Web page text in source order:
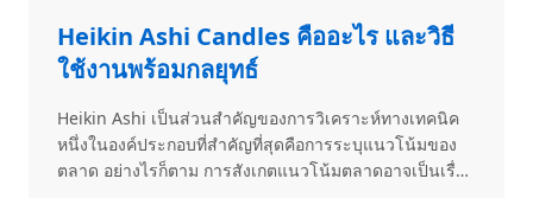
Heikin Ashi Candles คืออะไร และวิธี
ใช้งานพร้อมกลยุทธ์
Heikin Ashi เป็นส่วนสำคัญของการวิเคราะห์ทางเทคนิค
หนึ่งในองค์ประกอบที่สำคัญที่สุดคือการระบุแนวโน้มของ
ตลาด อย่างไรก็ตาม การสังเกตแนวโน้มตลาดอาจเป็นเรื่อง